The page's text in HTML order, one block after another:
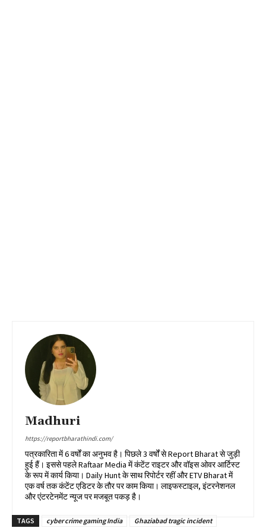
Madhuri
https://reportbharathindi.com/
पत्रकारिता में 6 वर्षों का अनुभव है। पिछले 3 वर्षों से Report Bharat से जुड़ी
हुई हैं। इससे पहले Raftaar Media में कंटेंट राइटर और वॉइस ओवर आर्टिस्ट
के रूप में कार्य किया। Daily Hunt के साथ रिपोर्टर रहीं और ETV Bharat में
एक वर्ष तक कंटेंट एडिटर के तौर पर काम किया। लाइफस्टाइल, इंटरनेशनल
और एंटरटेनमेंट न्यूज पर मजबूत पकड़ है।
TAGS cyber crime gaming India
Ghaziabad tragic incident